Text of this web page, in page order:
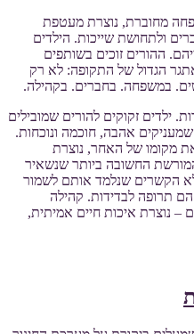
מחוברת, נוצרת מעטפת
ולתחושת שייכות. הילדים
ההורים זוכים בשותפים
הגדול של התקופה: לא רק
במשפחה. בחברים. בקהילה.
ילדים זקוקים להורים שמובילים
אהבה, חוכמה ונוכחות.
מקומו של האחר, נוצרת
החשובה ביותר שנשאיר
הקשרים שנלמד אותם לשמור
תרופה לבדידות. קהילה
נוצרת איכות חיים אמיתית,